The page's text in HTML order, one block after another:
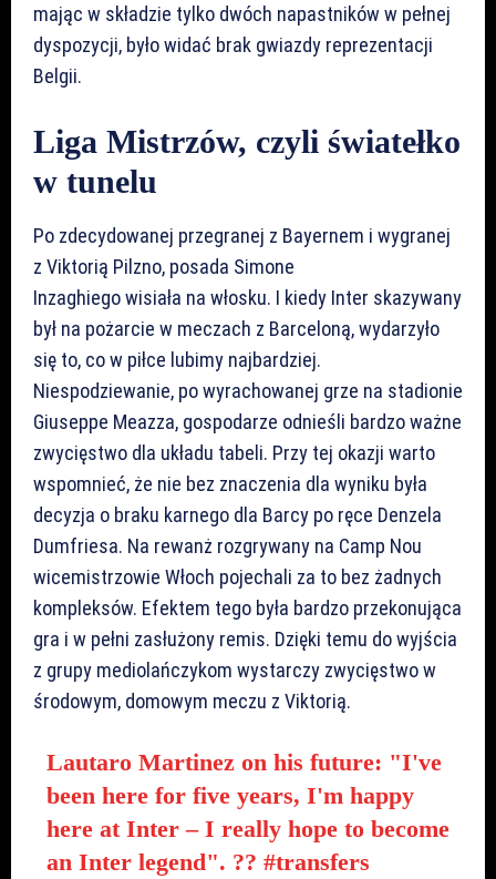
mając w składzie tylko dwóch napastników w pełnej
dyspozycji, było widać brak gwiazdy reprezentacji
Belgii.
Liga Mistrzów, czyli światełko
w tunelu
Po zdecydowanej przegranej z Bayernem i wygranej
z Viktorią Pilzno, posada Simone
Inzaghiego wisiała na włosku. I kiedy Inter skazywany
był na pożarcie w meczach z Barceloną, wydarzyło
się to, co w piłce lubimy najbardziej.
Niespodziewanie, po wyrachowanej grze na stadionie
Giuseppe Meazza, gospodarze odnieśli bardzo ważne
zwycięstwo dla układu tabeli. Przy tej okazji warto
wspomnieć, że nie bez znaczenia dla wyniku była
decyzja o braku karnego dla Barcy po ręce Denzela
Dumfriesa. Na rewanż rozgrywany na Camp Nou
wicemistrzowie Włoch pojechali za to bez żadnych
kompleksów. Efektem tego była bardzo przekonująca
gra i w pełni zasłużony remis. Dzięki temu do wyjścia
z grupy mediolańczykom wystarczy zwycięstwo w
środowym, domowym meczu z Viktorią.
Lautaro Martinez on his future: "I've
been here for five years, I'm happy
here at Inter – I really hope to become
an Inter legend". ?? #transfers